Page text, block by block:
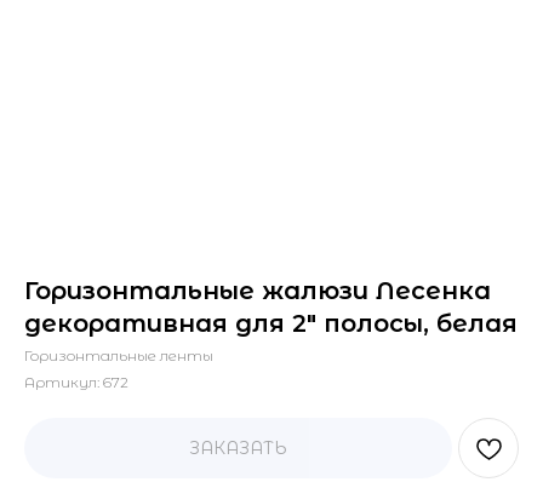
Горизонтальные жалюзи Лесенка
декоративная для 2" полосы, белая
Горизонтальные ленты
Артикул: 672
ЗАКАЗАТЬ